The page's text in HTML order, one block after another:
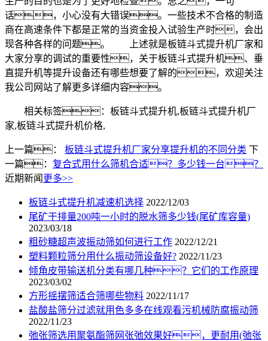
话，小心没有大错误。一些技术不合格的制造
商在高速条件下都是正常的当资金投入试验生产时，会出
现各种各样的问题。 上述就是板链斗式提升机厂家和
大家分享的调试的重要性，关于板链斗式提升机、垂
直提升机等提升设备还有哪些想要了解的，欢迎关注
我公司网站了解更多详细内容。
相关标签：板链斗式提升机,板链斗式提升机厂
家,板链斗式提升机价格,
上一篇： 板链斗式提升机厂家分享提升机的不同分类 下
一篇： 复合式用什么筛机合适？多少钱一台？
近期新闻 更多>>
板链斗式提升机减速机选择 2022/12/03
尾矿干排量200吨一小时的脱水筛多少钱(尾矿库容量)
2023/03/18
粗砂糖超声波振动筛如何进行工作 2022/12/21
塑料颗粒筛分用什么振动筛设备好? 2022/11/23
倾角皮带输送机分类有哪几种？它们的工作原理
2023/03/02
方形摇摆筛适合筛哪些物料 2022/11/17
盐酸盐筛分过滤就用色多多在线观看污机械防腐振动筛
2022/11/23
弛张筛选用聚氨酯筛网张弛效果好，更耐用(弛张